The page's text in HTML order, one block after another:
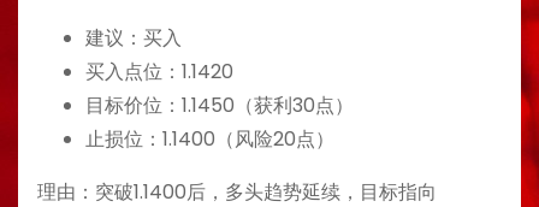
建议：买入
买入点位：1.1420
目标价位：1.1450（获利30点）
止损位：1.1400（风险20点）
理由：突破1.1400后，多头趋势延续，目标指向